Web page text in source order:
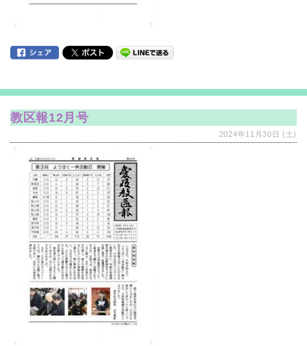
教区報12月号
2024年11月30日 (土)